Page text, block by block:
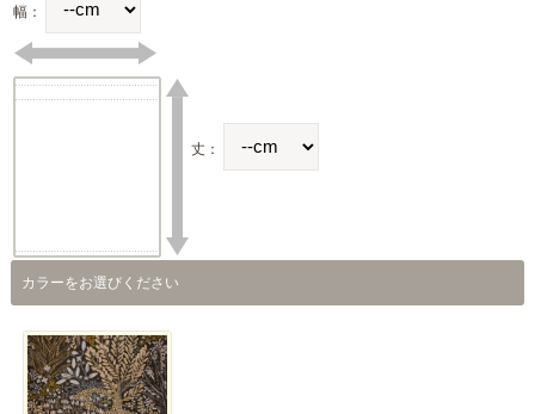
幅：
丈：
カラーをお選びください